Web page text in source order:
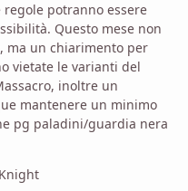
regole potranno essere
Questo mese non
ma un chiarimento per
vietate le varianti del
inoltre un
mantenere un minimo
pg paladini/guardia nera